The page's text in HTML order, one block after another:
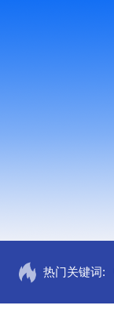
热门关键词: